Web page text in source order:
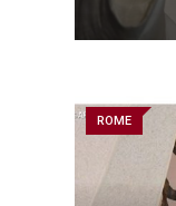
ROME